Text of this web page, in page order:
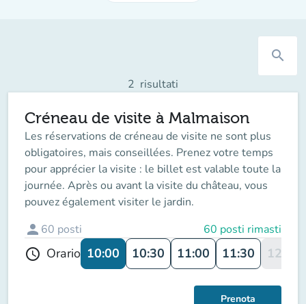
search
2 risultati
Créneau de visite à Malmaison
Les réservations de créneau de visite ne sont plus
obligatoires, mais conseillées. Prenez votre temps
pour apprécier la visite : le billet est valable toute la
journée. Après ou avant la visite du château, vous
pouvez également visiter le jardin.
person 60 posti 60 posti rimasti
schedule Orario 10:00 10:30 11:00 11:30 12:00
Prenota